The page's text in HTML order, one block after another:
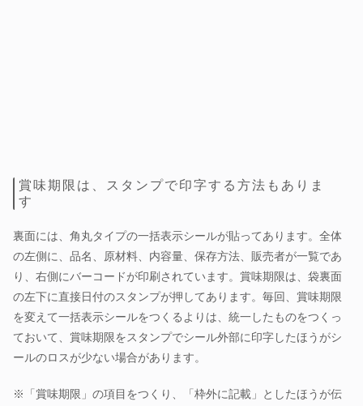
賞味期限は、スタンプで印字する方法もありま
す
裏面には、角丸タイプの一括表示シールが貼ってあります。全体
の左側に、品名、原材料、内容量、保存方法、販売者が一覧であ
り、右側にバーコードが印刷されています。賞味期限は、袋裏面
の左下に直接日付のスタンプが押してあります。毎回、賞味期限
を変えて一括表示シールをつくるよりは、統一したものをつくっ
ておいて、賞味期限をスタンプでシール外部に印字したほうがシ
ールのロスが少ない場合があります。
※「賞味期限」の項目をつくり、「枠外に記載」としたほうが伝